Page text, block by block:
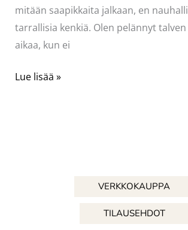
mitään saapikkaita jalkaan, en
tarrallisia kenkiä. Olen pelännyt
aikaa, kun ei
Ei
Lue lisää »
VERKKOKAUPPA
TILAUSEHDOT